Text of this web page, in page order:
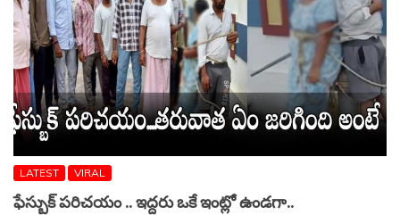
LATEST VIRAL
ఫేస్బుక్ పరిచయం .. ఇద్దరు ఒకే ఇంట్లో ఉండగా..